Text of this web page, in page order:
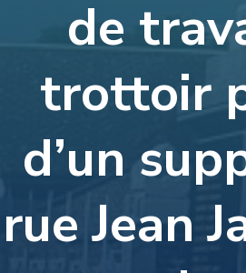
de
trottoir
d’un
rue Jean